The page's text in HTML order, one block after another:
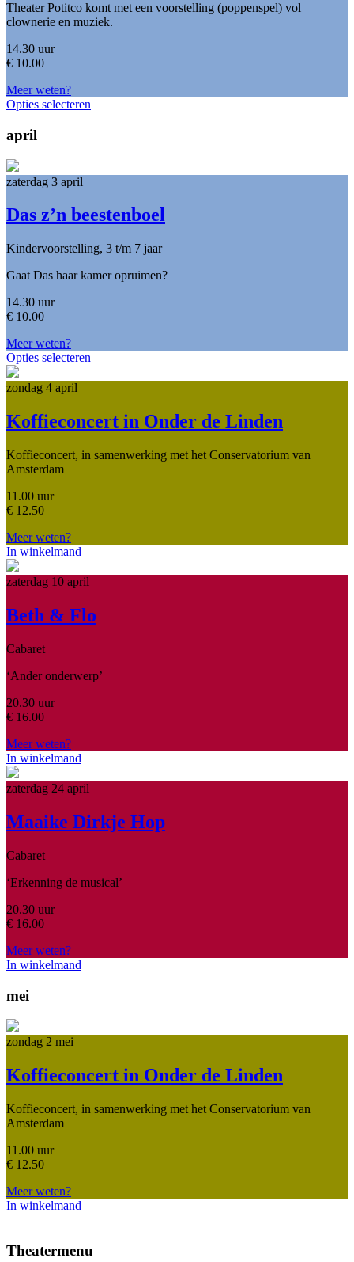
Theater Potitco komt met een voorstelling (poppenspel) vol
clownerie en muziek.
14.30 uur
€ 10.00
Meer weten?
Opties selecteren
april
zaterdag 3 april
Das z’n beestenboel
Kindervoorstelling, 3 t/m 7 jaar
Gaat Das haar kamer opruimen?
14.30 uur
€ 10.00
Meer weten?
Opties selecteren
zondag 4 april
Koffieconcert in Onder de Linden
Koffieconcert, in samenwerking met het Conservatorium van
Amsterdam
11.00 uur
€ 12.50
Meer weten?
In winkelmand
zaterdag 10 april
Beth & Flo
Cabaret
‘Ander onderwerp’
20.30 uur
€ 16.00
Meer weten?
In winkelmand
zaterdag 24 april
Maaike Dirkje Hop
Cabaret
‘Erkenning de musical’
20.30 uur
€ 16.00
Meer weten?
In winkelmand
mei
zondag 2 mei
Koffieconcert in Onder de Linden
Koffieconcert, in samenwerking met het Conservatorium van
Amsterdam
11.00 uur
€ 12.50
Meer weten?
In winkelmand
Theatermenu